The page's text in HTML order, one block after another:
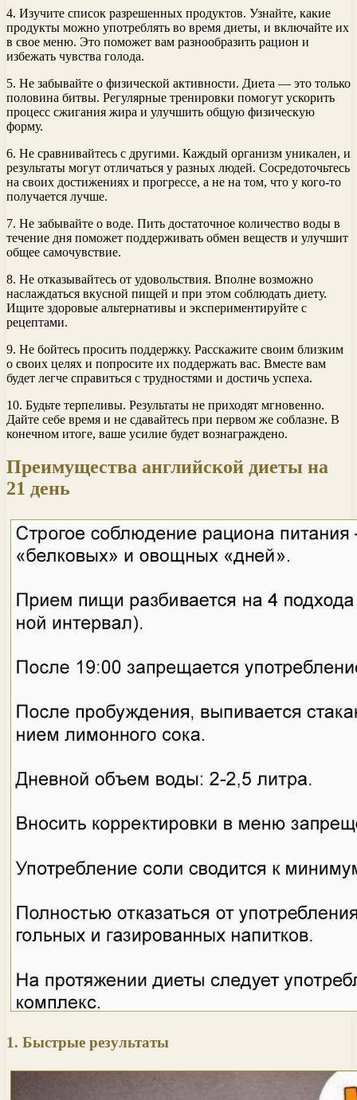
4. Изучите список разрешенных продуктов. Узнайте, какие
продукты можно употреблять во время диеты, и включайте их
в свое меню. Это поможет вам разнообразить рацион и
избежать чувства голода.
5. Не забывайте о физической активности. Диета — это только
половина битвы. Регулярные тренировки помогут ускорить
процесс сжигания жира и улучшить общую физическую
форму.
6. Не сравнивайтесь с другими. Каждый организм уникален, и
результаты могут отличаться у разных людей. Сосредоточьтесь
на своих достижениях и прогрессе, а не на том, что у кого-то
получается лучше.
7. Не забывайте о воде. Пить достаточное количество воды в
течение дня поможет поддерживать обмен веществ и улучшит
общее самочувствие.
8. Не отказывайтесь от удовольствия. Вполне возможно
наслаждаться вкусной пищей и при этом соблюдать диету.
Ищите здоровые альтернативы и экспериментируйте с
рецептами.
9. Не бойтесь просить поддержку. Расскажите своим близким
о своих целях и попросите их поддержать вас. Вместе вам
будет легче справиться с трудностями и достичь успеха.
10. Будьте терпеливы. Результаты не приходят мгновенно.
Дайте себе время и не сдавайтесь при первом же соблазне. В
конечном итоге, ваше усилие будет вознаграждено.
Преимущества английской диеты на
21 день
1. Быстрые результаты